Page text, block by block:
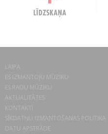
LAIPA
ES IZMANTOJU MŪZIKU
ES RADU MŪZIKU
AKTUALITĀTES
KONTAKTI
SĪKDATŅU IZMANTOŠANAS POLITIKA
DATU APSTRĀDE